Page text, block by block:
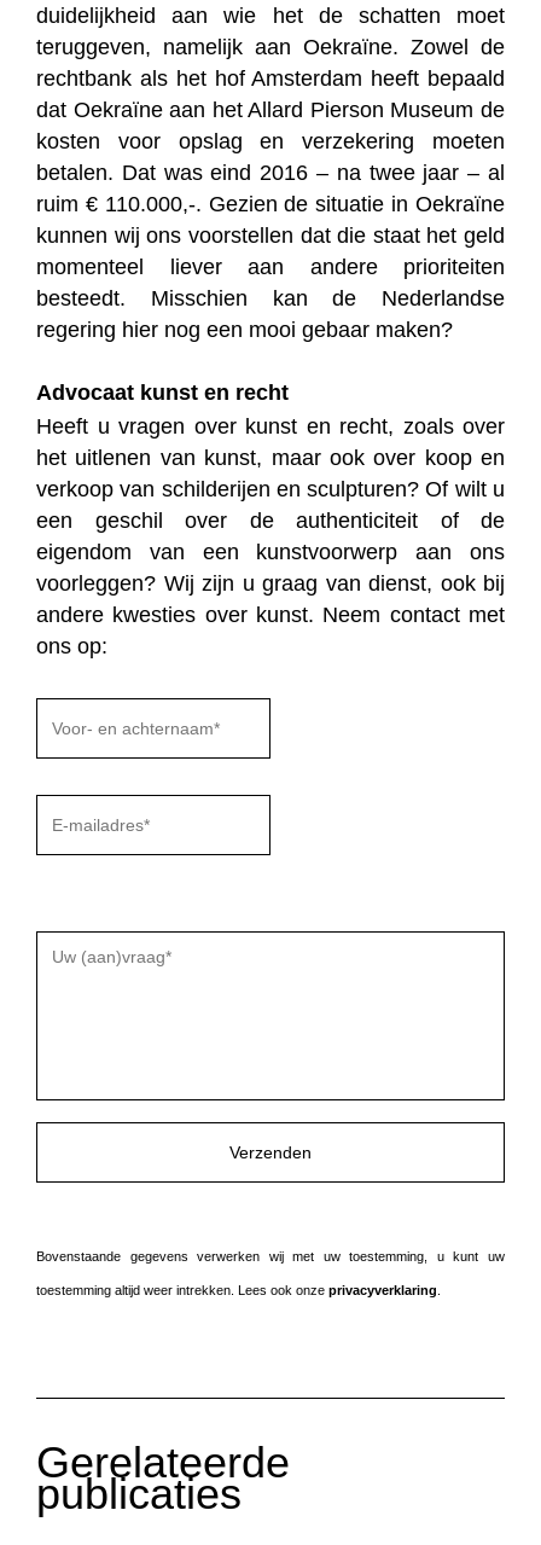
duidelijkheid aan wie het de schatten moet
teruggeven, namelijk aan Oekraïne. Zowel de
rechtbank als het hof Amsterdam heeft bepaald
dat Oekraïne aan het Allard Pierson Museum de
kosten voor opslag en verzekering moeten
betalen. Dat was eind 2016 – na twee jaar – al
ruim € 110.000,-. Gezien de situatie in Oekraïne
kunnen wij ons voorstellen dat die staat het geld
momenteel liever aan andere prioriteiten
besteedt. Misschien kan de Nederlandse
regering hier nog een mooi gebaar maken?
Advocaat kunst en recht
Heeft u vragen over kunst en recht, zoals over
het uitlenen van kunst, maar ook over koop en
verkoop van schilderijen en sculpturen? Of wilt u
een geschil over de authenticiteit of de
eigendom van een kunstvoorwerp aan ons
voorleggen? Wij zijn u graag van dienst, ook bij
andere kwesties over kunst. Neem contact met
ons op:
dit
veld
Bovenstaande gegevens verwerken wij met uw toestemming, u kunt uw
toestemming altijd weer intrekken. Lees ook onze privacyverklaring
Gerelateerde
publicaties